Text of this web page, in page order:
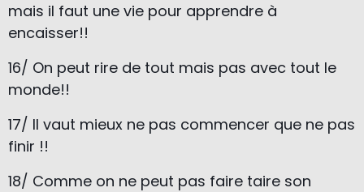
mais il faut une vie pour apprendre à
encaisser!!
16/ On peut rire de tout mais pas avec tout le
monde!!
17/ Il vaut mieux ne pas commencer que ne pas
finir !!
18/ Comme on ne peut pas faire taire son